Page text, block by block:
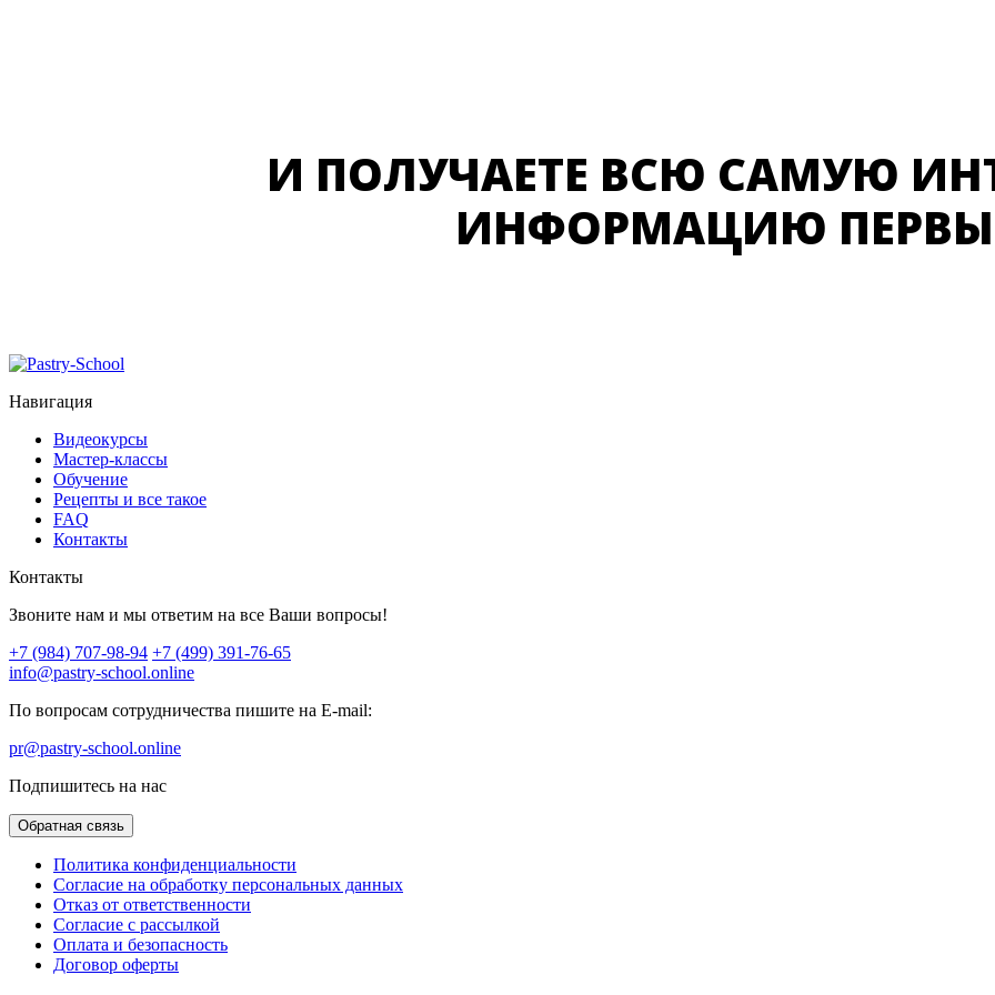
И ПОЛУЧАЕТЕ ВСЮ САМУЮ
ИНФОРМАЦИЮ
Навигация
Видеокурсы
Мастер-классы
Обучение
Рецепты и все такое
FAQ
Контакты
Контакты
Звоните нам и мы ответим на все Ваши вопросы!
+7 (984) 707-98-94 +7 (499) 391-76-65
info@pastry-school.online
По вопросам сотрудничества пишите на E-mail:
pr@pastry-school.online
Подпишитесь на нас
Обратная связь
Политика конфиденциальности
Согласие на обработку персональных данных
Отказ от ответственности
Согласие с рассылкой
Оплата и безопасность
Договор оферты